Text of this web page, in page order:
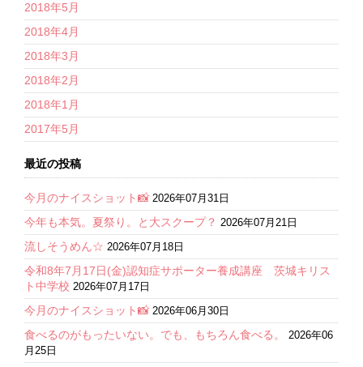
2018年5月
2018年4月
2018年3月
2018年2月
2018年1月
2017年5月
最近の投稿
今月のナイスショット📸 2026年07月31日
今年も本気。夏祭り。と大スクープ？ 2026年07月21日
流しそうめん☆ 2026年07月18日
令和8年7月17日(金)認知症サポーター養成講座 茨城キリス
ト中学校 2026年07月17日
今月のナイスショット📸 2026年06月30日
食べるのがもったいない。でも、もちろん食べる。
2026年06
月25日